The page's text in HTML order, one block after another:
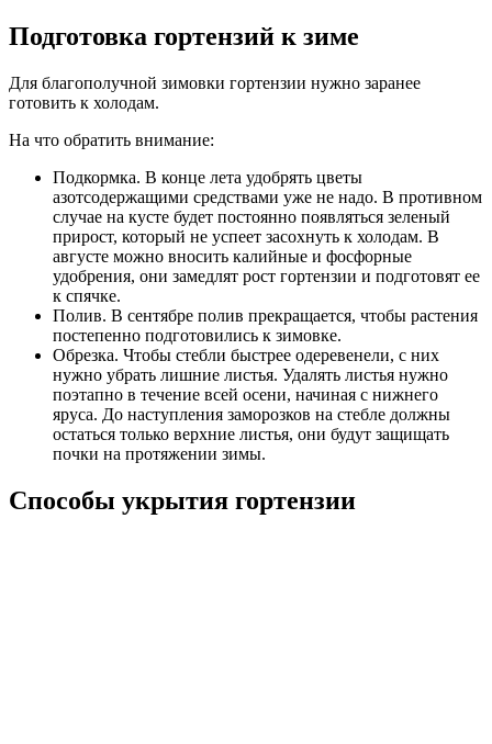
Подготовка гортензий к зиме
Для благополучной зимовки гортензии нужно заранее
готовить к холодам.
На что обратить внимание:
Подкормка. В конце лета удобрять цветы
азотсодержащими средствами уже не надо. В противном
случае на кусте будет постоянно появляться зеленый
прирост, который не успеет засохнуть к холодам. В
августе можно вносить калийные и фосфорные
удобрения, они замедлят рост гортензии и подготовят ее
к спячке.
Полив. В сентябре полив прекращается, чтобы растения
постепенно подготовились к зимовке.
Обрезка. Чтобы стебли быстрее одеревенели, с них
нужно убрать лишние листья. Удалять листья нужно
поэтапно в течение всей осени, начиная с нижнего
яруса. До наступления заморозков на стебле должны
остаться только верхние листья, они будут защищать
почки на протяжении зимы.
Способы укрытия гортензии